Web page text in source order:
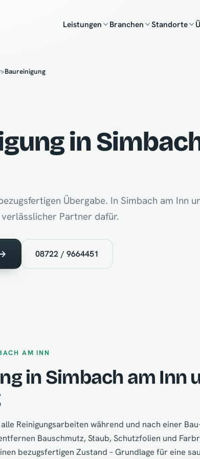
Leistungen Branchen Standorte
›Baureinigung
in
Übergabe. In Simbach am Inn
Partner dafür.
08722 / 9664451
AM INN
in Simbach am Inn
Reinigungsarbeiten während und nach einer
Bauschmutz, Staub, Schutzfolien und
bezugsfertigen Zustand – Grundlage für eine